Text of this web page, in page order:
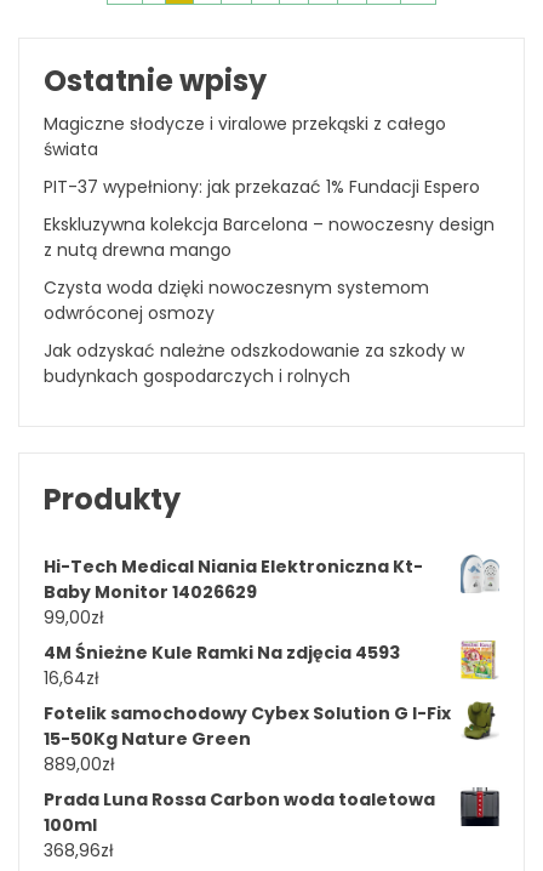
Ostatnie wpisy
Magiczne słodycze i viralowe przekąski z całego
świata
PIT-37 wypełniony: jak przekazać 1% Fundacji Espero
Ekskluzywna kolekcja Barcelona – nowoczesny design
z nutą drewna mango
Czysta woda dzięki nowoczesnym systemom
odwróconej osmozy
Jak odzyskać należne odszkodowanie za szkody w
budynkach gospodarczych i rolnych
Produkty
Hi-Tech Medical Niania Elektroniczna Kt-
Baby Monitor 14026629
99,00zł
4M Śnieżne Kule Ramki Na zdjęcia 4593
16,64zł
Fotelik samochodowy Cybex Solution G I-Fix
15-50Kg Nature Green
889,00zł
Prada Luna Rossa Carbon woda toaletowa
100ml
368,96zł